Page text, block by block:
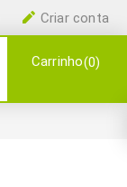
Criar conta
Carrinho 0